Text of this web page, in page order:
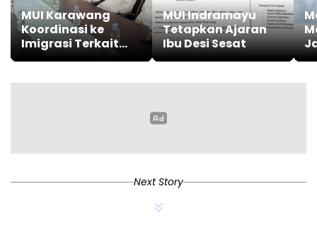
MUI Karawang
Koordinasi ke
Imigrasi Terkait
Tingginya WNA
MUI Indramayu
Tetapkan Ajaran
Ibu Desi Sesat
Next Story